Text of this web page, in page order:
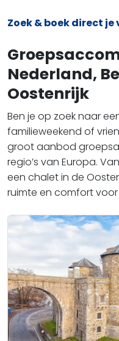
Zoek & boek direct
Nederland,
Oostenrijk
Ben je op zoek naar
familieweekend of
groot aanbod
regio’s van Europa.
een chalet in de
ruimte en comfort